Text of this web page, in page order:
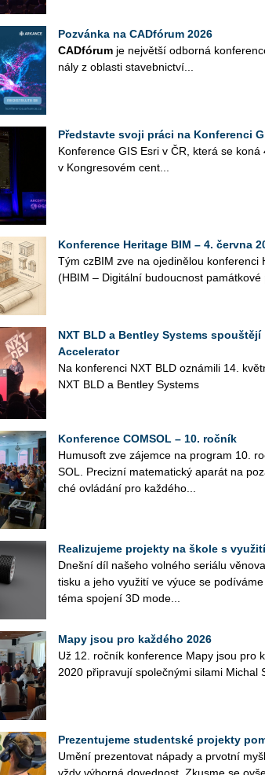
Pozvánka na CADfórum 2026
CAD­fó­rum je nej­vět­ší od­bor­ná
ná­ly z ob­las­ti sta­veb­nic­tví...
Představte svoji práci na Konferenci
Kon­fe­ren­ce GIS Esri v ČR, která se
v Kon­gre­so­vém cen­t­...
Konference Heritage BIM – 4. června
Tým czBIM zve na oje­di­ně­lou kon­fe­ren­ci
(HBIM – Di­gi­tál­ní bu­douc­nost pa­mát­ko­vé
NXT BLD a Bentley Systems
Accelerator
Na kon­fe­ren­ci NXT BLD ozná­mi­li 14.
NXT BLD a Bent­ley Sys­tems
Konference COMSOL – 10. ročník
Hu­mu­soft zve zá­jem­ce na pro­gram 10.
SOL. Pre­ciz­ní ma­te­ma­tic­ký apa­rát na
ché ovlá­dá­ní pro kaž­dé­ho...
Realizujeme projekty na škole s
Dneš­ní díl na­še­ho vol­né­ho se­ri­á­lu
tisku a jeho vy­u­ži­tí ve výuce se
téma spo­je­ní 3D mo­de...
Mapy jsou pro každého 2026
Už 12. roč­ník kon­fe­ren­ce Mapy jsou pro
2020 při­pra­vu­jí spo­leč­ný­mi si­la­mi Mi­chal
Prezentujeme studentské projekty
Umění pre­zen­to­vat ná­pa­dy a pr­vot­ní
vždy vý­bor­ná do­ved­nost. Zkus­me se